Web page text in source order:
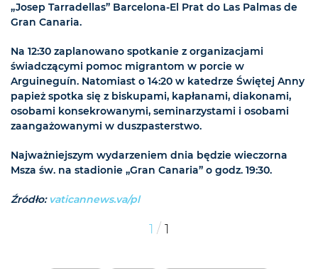
„Josep Tarradellas” Barcelona-El Prat do Las Palmas de
Gran Canaria.
Na 12:30 zaplanowano spotkanie z organizacjami
świadczącymi pomoc migrantom w porcie w
Arguineguín. Natomiast o 14:20 w katedrze Świętej Anny
papież spotka się z biskupami, kapłanami, diakonami,
osobami konsekrowanymi, seminarzystami i osobami
zaangażowanymi w duszpasterstwo.
Najważniejszym wydarzeniem dnia będzie wieczorna
Msza św. na stadionie „Gran Canaria” o godz. 19:30.
Źródło: vaticannews.va/pl
1 / 1